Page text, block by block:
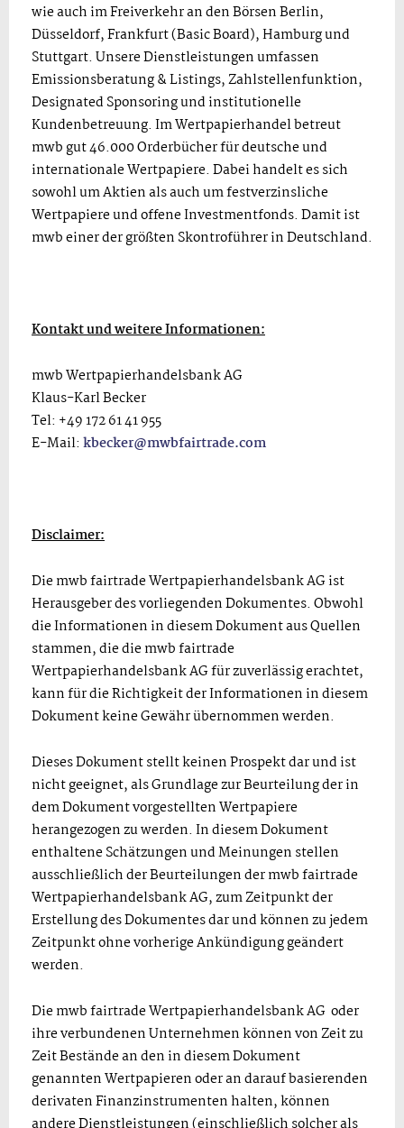
wie auch im Freiverkehr an den Börsen Berlin,
Düsseldorf, Frankfurt (Basic Board), Hamburg und
Stuttgart. Unsere Dienstleistungen umfassen
Emissionsberatung & Listings, Zahlstellenfunktion,
Designated Sponsoring und institutionelle
Kundenbetreuung. Im Wertpapierhandel betreut
mwb gut 46.000 Orderbücher für deutsche und
internationale Wertpapiere. Dabei handelt es sich
sowohl um Aktien als auch um festverzinsliche
Wertpapiere und offene Investmentfonds. Damit ist
mwb einer der größten Skontroführer in Deutschland.
Kontakt und weitere Informationen:
mwb Wertpapierhandelsbank AG
Klaus-Karl Becker
Tel: +49 172 61 41 955
E-Mail: kbecker@mwbfairtrade.com
Disclaimer:
Die mwb fairtrade Wertpapierhandelsbank AG ist
Herausgeber des vorliegenden Dokumentes. Obwohl
die Informationen in diesem Dokument aus Quellen
stammen, die die mwb fairtrade
Wertpapierhandelsbank AG für zuverlässig erachtet,
kann für die Richtigkeit der Informationen in diesem
Dokument keine Gewähr übernommen werden.
Dieses Dokument stellt keinen Prospekt dar und ist
nicht geeignet, als Grundlage zur Beurteilung der in
dem Dokument vorgestellten Wertpapiere
herangezogen zu werden. In diesem Dokument
enthaltene Schätzungen und Meinungen stellen
ausschließlich der Beurteilungen der mwb fairtrade
Wertpapierhandelsbank AG, zum Zeitpunkt der
Erstellung des Dokumentes dar und können zu jedem
Zeitpunkt ohne vorherige Ankündigung geändert
werden.
Die mwb fairtrade Wertpapierhandelsbank AG oder
ihre verbundenen Unternehmen können von Zeit zu
Zeit Bestände an den in diesem Dokument
genannten Wertpapieren oder an darauf basierenden
derivaten Finanzinstrumenten halten, können